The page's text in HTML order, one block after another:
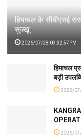
हिमाचल के सीबीएसई
सुक्खू
2026/07/28 09:32:57PM
हिमाचल
बड़ी
2026/
2026/